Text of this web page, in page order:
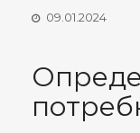
09.01.2024